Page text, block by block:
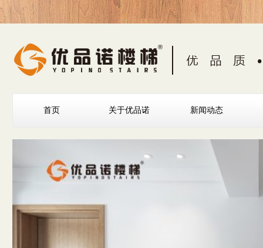
首页 关于优品诺 新闻动态